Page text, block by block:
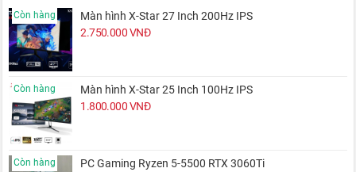
Màn hình X-Star 27 Inch 200Hz IPS
Còn hàng
2.750.000VNĐ
Màn hình X-Star 25 Inch 100Hz IPS
Còn hàng
1.800.000VNĐ
PC Gaming Ryzen 5-5500 RTX 3060Ti
Còn hàng